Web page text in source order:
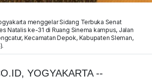
menggelar Sidang Terbuka Senat
Natalis ke-31 di Ruang Sinema kampus, Jalan
Kecamatan Depok, Kabupaten Sleman,
YOGYAKARTA --